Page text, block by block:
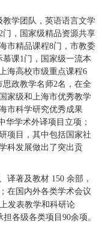
学团队，英语语言文学
门，国家级精品资源共享
市精品课程8门，市教委
慕课1门，国家级一流本
海高校市级重点课程6
思政教学名师2名，在全
家级和上海市优秀教学
市科学研究优秀成果
华学术外译项目立项；
项目，其中包括国家社
科发展做出了突出贡
译著及教材 150 余部，
在国内外各类学术会议
发表教学和科研论
担各级各类项目 90余项。